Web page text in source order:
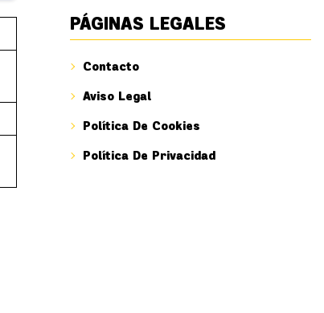
PÁGINAS LEGALES
Contacto
Aviso Legal
Política De Cookies
Política De Privacidad